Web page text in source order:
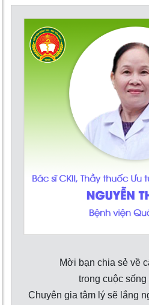
Mời bạn chia sẻ về
trong cuộc sống
Chuyên gia tâm lý sẽ lắng